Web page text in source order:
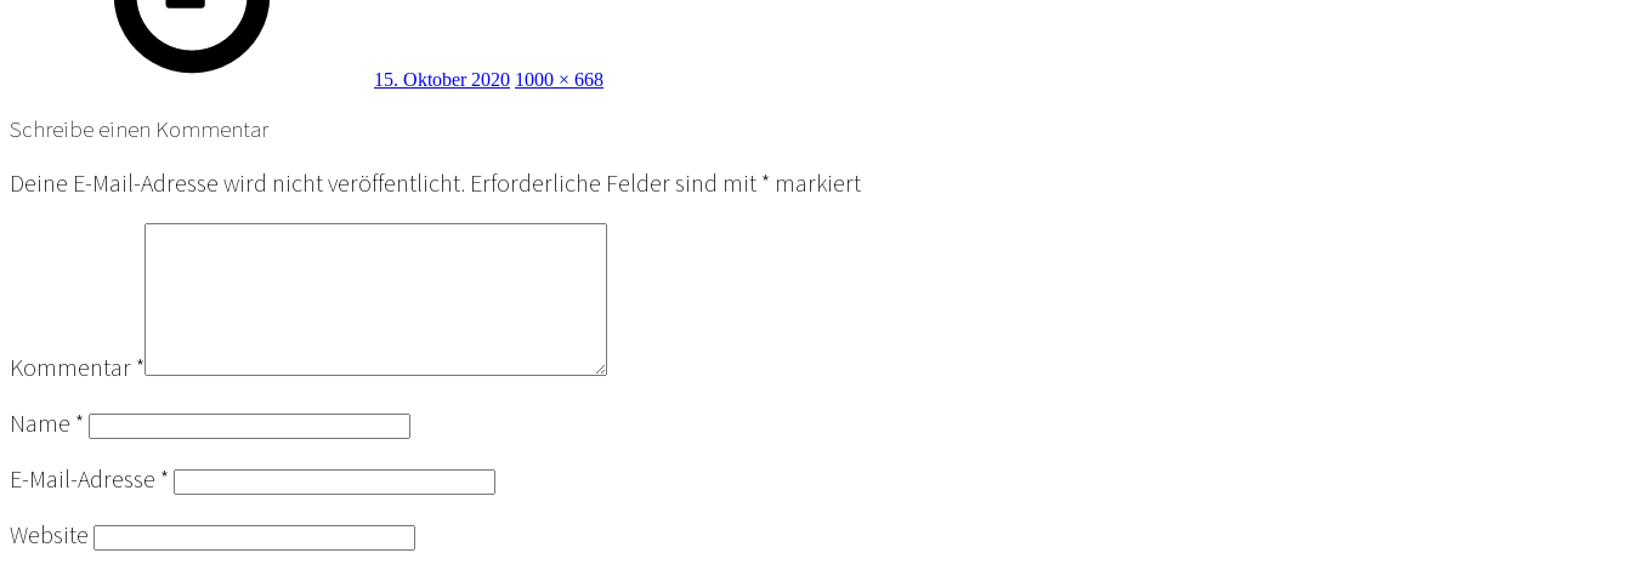
15. Oktober 2020 1000 × 668
Schreibe einen Kommentar
Deine E-Mail-Adresse wird nicht veröffentlicht. Erforderliche Felder sind mit* markiert
Kommentar*
Name *
E-Mail-Adresse *
Website